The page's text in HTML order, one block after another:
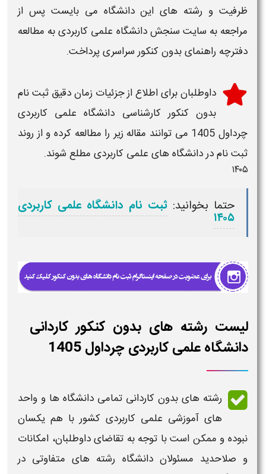
ظرفیت و رشته های ایندانشگاه می بایست پس از
مراجعه به سایت سنجش دانشگاه علمی کاربردی به مطالعه
دفترچه راهنمای بدون کنکور سراسری پرداخت.
داوطلبان برای اطلاع از جزئیات زمان دقیق ثبت نام
بدون کنکور کارشناسی دانشگاه علمی کاربردی
چرداول 1405
می توانند مقاله زیر را مطالعه کرده و از روند
ثبت نام در دانشگاه های علمی کاربردی مطلع شوند.
۱۴۰۵
حتما بخوانید: ثبت نام دانشگاه علمی کاربردی
۱۴۰۵
لیست رشته های بدون کنکور کاردانی
دانشگاه علمی کاربردی چرداول 1405
رشته های بدون کاردانی تمامی دانشگاه ها و واحد
های آموزشی علمی کاربردی کشور با هم یکسان
نبوده و ممکن است با توجه به تقاضای داوطلبان، امکانات
و صلاحدید مسئولاندانشگاه رشته های متفاوتی در